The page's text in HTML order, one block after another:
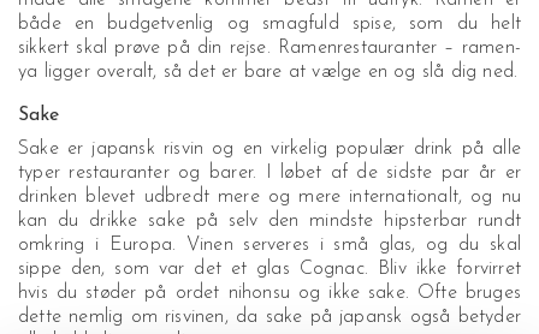
både en budgetvenlig og smagfuld spise, som du helt
sikkert skal prøve på din rejse. Ramenrestauranter – ramen-
ya ligger overalt, så det er bare at vælge en og slå dig ned.
Sake
Sake er japansk risvin og en virkelig populær drink på alle
typer restauranter og barer. I løbet af de sidste par år er
drinken blevet udbredt mere og mere internationalt, og nu
kan du drikke sake på selv den mindste hipsterbar rundt
omkring i Europa. Vinen serveres i små glas, og du skal
sippe den, som var det et glas Cognac. Bliv ikke forvirret
hvis du støder på ordet nihonsu og ikke sake. Ofte bruges
dette nemlig om risvinen, da sake på japansk også betyder